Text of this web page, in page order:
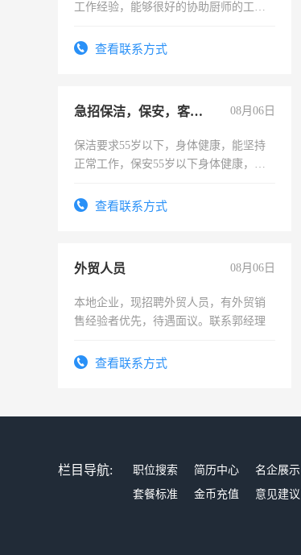
工作经验，能够很好的协助厨师的工
4500。查看联系方式
急招保洁，保安，客服，工程 08月06日
保洁要求55岁以下，身体健康，能坚持
正常工作，保安55岁以下身体健康，有
录，客服要求45岁以下高中以上文化，
查看联系方式
外贸人员 08月06日
本地企业，现招聘外贸人员，有外贸销
售经验者优先，待遇面议。联系郭经理
查看联系方式
栏目导航: 职位搜索 简历中心 名企展示
套餐标准
金币充值 意见建议